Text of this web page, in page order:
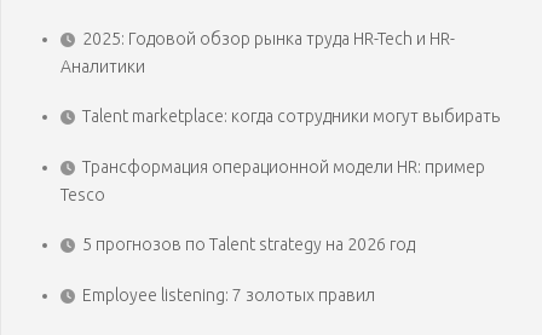
2025: Годовой обзор рынка труда HR-Tech и HR-
Аналитики
Talent marketplace: когда сотрудники могут выбирать
Трансформация операционной модели HR: пример
Tesco
5 прогнозов по Talent strategy на 2026 год
Employee listening: 7 золотых правил